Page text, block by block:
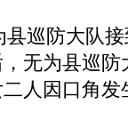
巡防大队接
无为县巡
人因口角